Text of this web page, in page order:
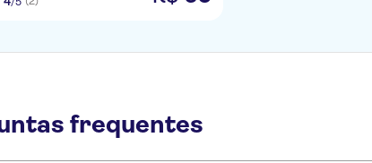
frequentes